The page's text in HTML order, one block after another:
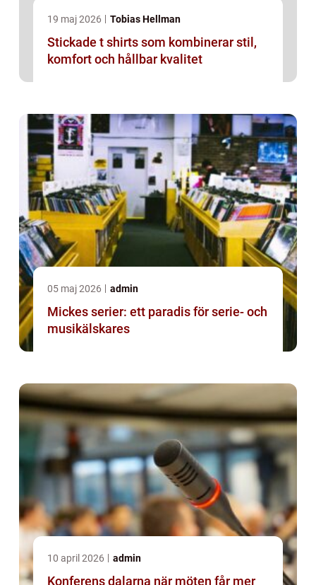
19 maj 2026 Tobias Hellman
Stickade t shirts som kombinerar stil,
komfort och hållbar kvalitet
05 maj 2026 admin
Mickes serier: ett paradis för serie- och
musikälskares
10 april 2026 admin
Konferens dalarna när möten får mer